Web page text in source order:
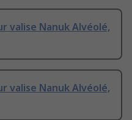
valise Nanuk Alvéolé,
valise Nanuk Alvéolé,